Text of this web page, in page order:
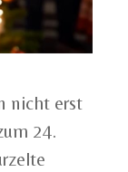
nicht erst
24.